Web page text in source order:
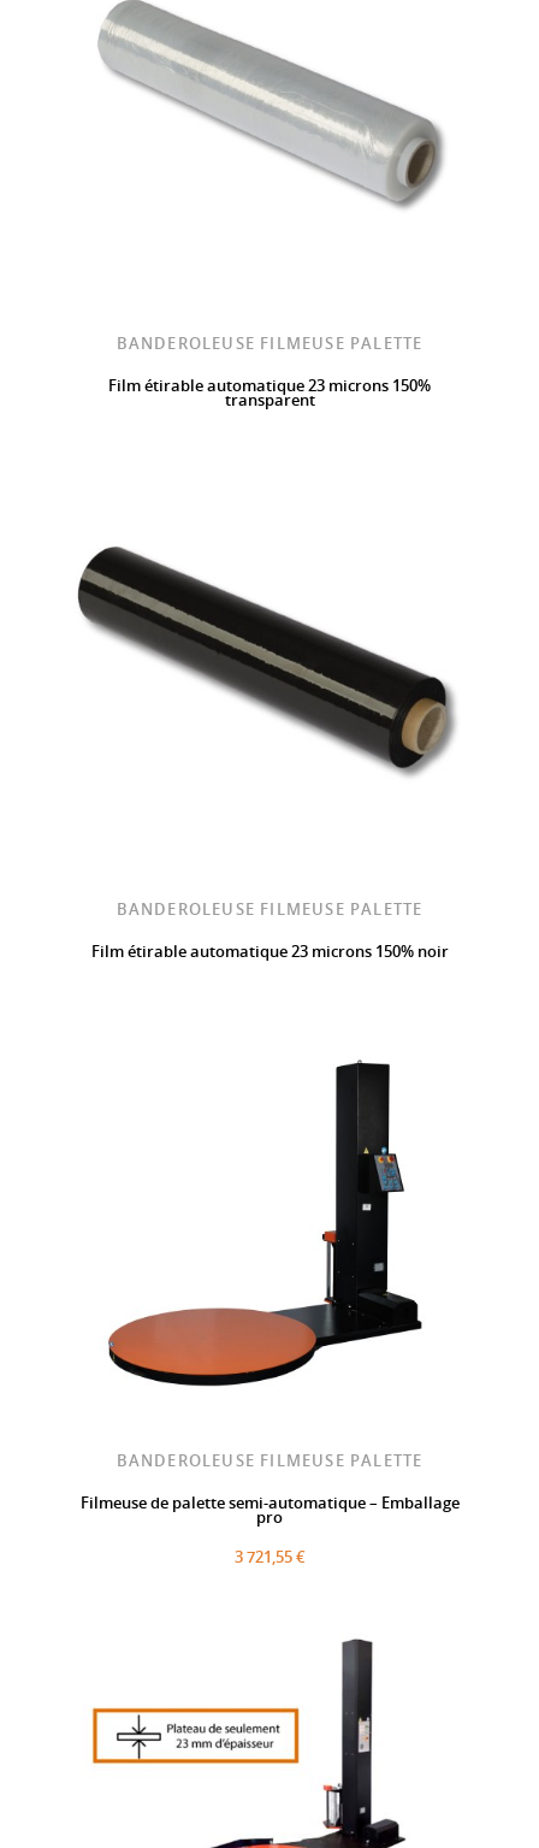
BANDEROLEUSE FILMEUSE PALETTE
Film étirable automatique 23 microns 150%
transparent
BANDEROLEUSE FILMEUSE PALETTE
Film étirable automatique 23 microns 150% noir
BANDEROLEUSE FILMEUSE PALETTE
Filmeuse de palette semi-automatique – Emballage
pro
3 721,55 €